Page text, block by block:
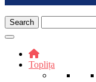
Toplița